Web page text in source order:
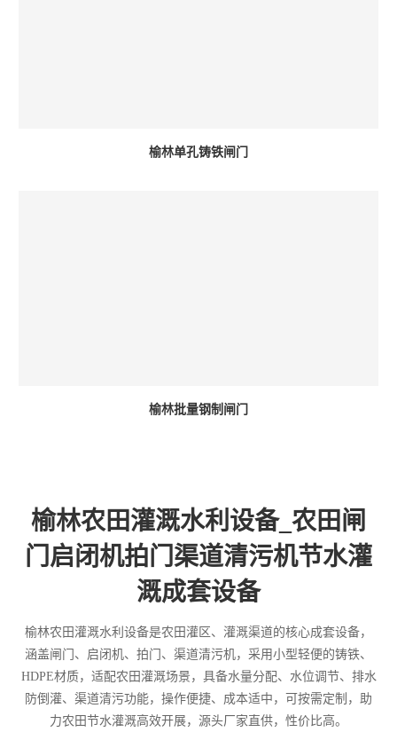
榆林单孔铸铁闸门
榆林批量钢制闸门
榆林农田灌溉水利设备_农田闸
门启闭机拍门渠道清污机节水灌
溉成套设备
榆林农田灌溉水利设备是农田灌区、灌溉渠道的核心成套设备，
涵盖闸门、启闭机、拍门、渠道清污机，采用小型轻便的铸铁、
HDPE材质，适配农田灌溉场景，具备水量分配、水位调节、排水
防倒灌、渠道清污功能，操作便捷、成本适中，可按需定制，助
力农田节水灌溉高效开展，源头厂家直供，性价比高。